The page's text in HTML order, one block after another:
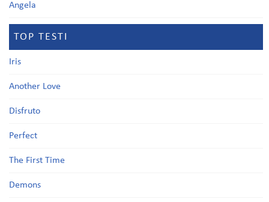
Angela
TOP TESTI
Iris
Another Love
Disfruto
Perfect
The First Time
Demons